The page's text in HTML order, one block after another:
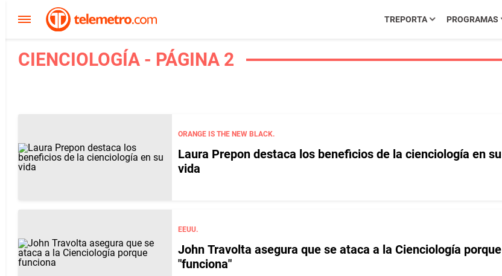
TREPORTA PROGRAMAS
CIENCIOLOGÍA - PÁGINA 2
ORANGE IS THE NEW BLACK.
Laura Prepon destaca los beneficios de la cienciología en su
vida
EEUU.
John Travolta asegura que se ataca a la Cienciología porque
"funciona"